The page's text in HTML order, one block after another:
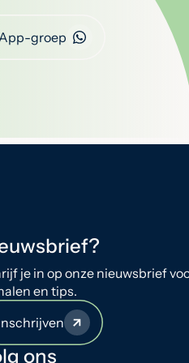
groep
je in op onze nieuwsbrief
en tips.
ons